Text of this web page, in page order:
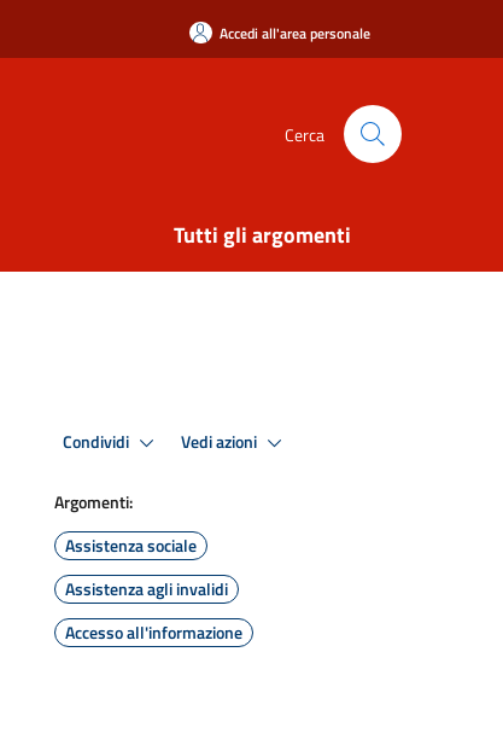
Accedi all'area personale
Cerca
Tutti gli argomenti
Condividi Vedi azioni
Argomenti:
Assistenza sociale
Assistenza agli invalidi
Accesso all'informazione